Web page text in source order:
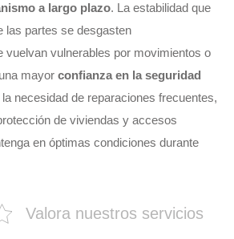
a largo plazo. La estabilidad que
las partes se desgasten
vuelvan vulnerables por movimientos o
mayor confianza en la seguridad
necesidad de reparaciones frecuentes,
de viviendas y accesos
en óptimas condiciones durante
Valora nuestros servicios